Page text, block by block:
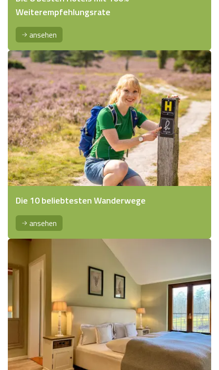
Weiterempfehlungsrate
ansehen
Die 10 beliebtesten Wanderwege
ansehen